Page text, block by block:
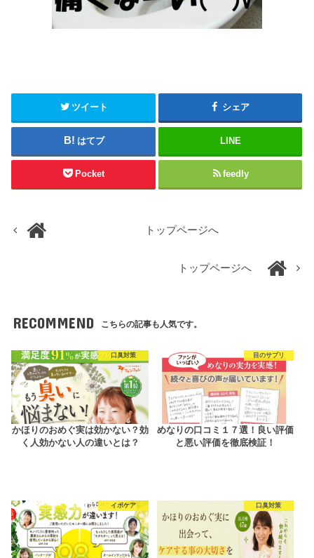
ツイート シェア
はてブ LINE
Pocket feedly
トップページへ
トップページへ
RECOMMEND こちらの記事も人気です。
口臭対策
かほりのおめぐ実は効かない？効
く人効かない人の違いとは？
目のサプリ
めなりの口コミ１７選！良い評価
と悪い評価を徹底検証！
イボケア 口臭対策